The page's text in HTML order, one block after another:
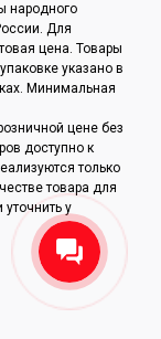
народного
Для
цена. Товары
указано в
Минимальная
цене без
доступно к
только
товара для
у